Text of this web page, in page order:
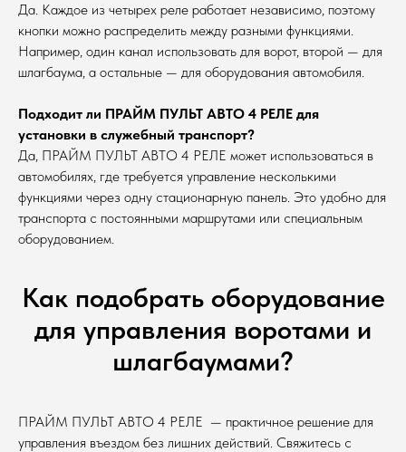
Да. Каждое из четырех реле работает независимо, поэтому
кнопки можно распределить между разными функциями.
Например, один канал использовать для ворот, второй — для
шлагбаума, а остальные — для оборудования автомобиля.
Подходит ли ПРАЙМ ПУЛЬТ АВТО 4 РЕЛЕ для
установки в служебный транспорт?
Да, ПРАЙМ ПУЛЬТ АВТО 4 РЕЛЕ может использоваться в
автомобилях, где требуется управление несколькими
функциями через одну стационарную панель. Это удобно для
транспорта с постоянными маршрутами или специальным
оборудованием.
Как подобрать оборудование
для управления воротами и
шлагбаумами?
ПРАЙМ ПУЛЬТ АВТО 4 РЕЛЕ — практичное решение для
управления въездом без лишних действий. Свяжитесь с